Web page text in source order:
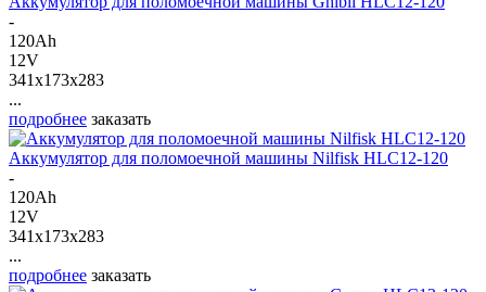
-
120Ah
12V
341x173x283
...
подробнее заказать
Аккумулятор для поломоечной машины Nilfisk HLC12-120
-
120Ah
12V
341x173x283
...
подробнее заказать